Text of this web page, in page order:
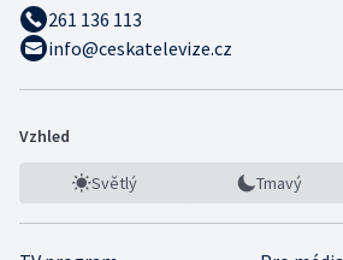
261 136 113
info@ceskatelevize.cz
Vzhled
Světlý Tmavý